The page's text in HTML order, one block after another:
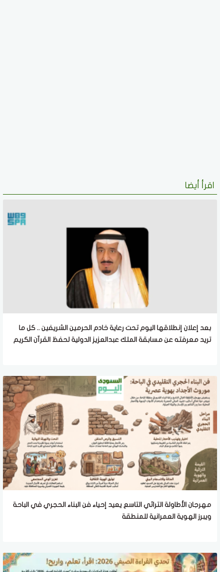
اقرأ أيضا
بعد إعلان إنطلاقها اليوم تحت رعاية خادم الحرمين الشريفين .. كل ما
تريد معرفته عن مسابقة الملك عبدالعزيز الدولية لحفظ القرآن الكريم
مهرجان الأطاولة التراثي التاسع يعيد إحياء فن البناء الحجري في الباحة
ويبرز الهوية العمرانية للمنطقة